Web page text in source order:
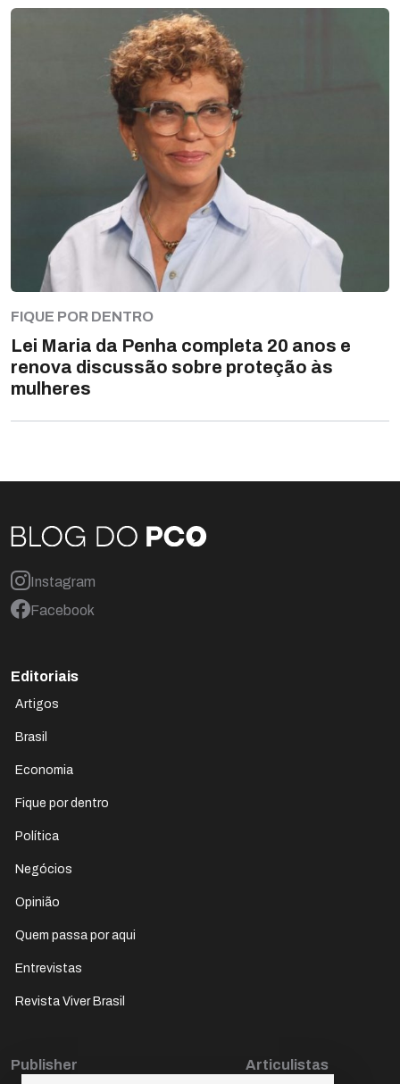
FIQUE POR DENTRO
Lei Maria da Penha completa 20 anos e
renova discussão sobre proteção às
mulheres
Instagram
Facebook
Editoriais
Artigos
Brasil
Economia
Fique por dentro
Política
Negócios
Opinião
Quem passa por aqui
Entrevistas
Revista Viver Brasil
Publisher Articulistas